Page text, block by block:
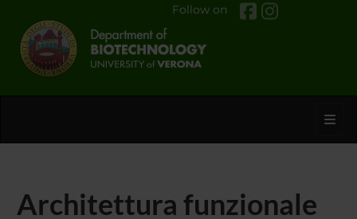
Follow on
Architettura funzionale